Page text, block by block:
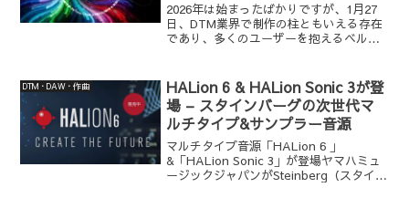
2026年は始まったばかりですが、1月27
日、DTM業界で制作の柱ともいえる存在
であり、多くのユーザーを抱えるベルリ
的破産手続きに入ったことが確認さ...
DTM・DAW・作曲
HALion 6 & HALion Sonic 3が登
場 – スタインバーグの次世代マ
ルチタイプ&サンプラー音源
マルチタイプ音源「HALion 6 」
&「HALion Sonic 3」が登場ヤマハミュ
ージックジャパンがSteinberg（スタイン